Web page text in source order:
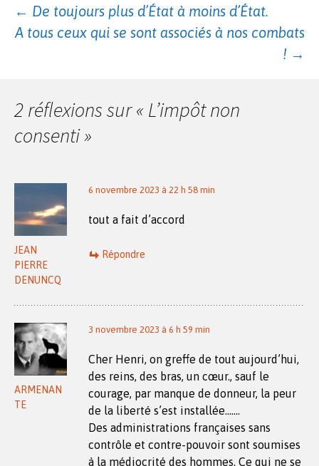
Navigation
articles
← De toujours plus d’État à moins d’État.
A tous ceux qui se sont associés à nos combats
! →
2 réflexions sur « L’impôt non
consenti»
JEAN
PIERRE
DENUNCQ
6 novembre 2023 à 22 h 58 min
tout a fait d’accord
Répondre
ARMENAN
TE
3 novembre 2023 à 6 h 59 min
Cher Henri, on greffe de tout aujourd’hui,
des reins, des bras, un cœur., sauf le
courage, par manque de donneur, la peur
de la liberté s’est installée…….
Des administrations françaises sans
contrôle et contre-pouvoir sont soumises
à la médiocrité des hommes. Ce qui ne se